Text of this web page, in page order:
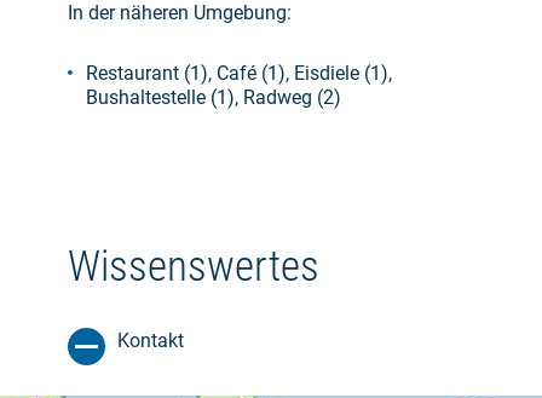
In der näheren Umgebung:
Restaurant (1), Café (1), Eisdiele (1),
Bushaltestelle (1), Radweg (2)
Wissenswertes
Kontakt